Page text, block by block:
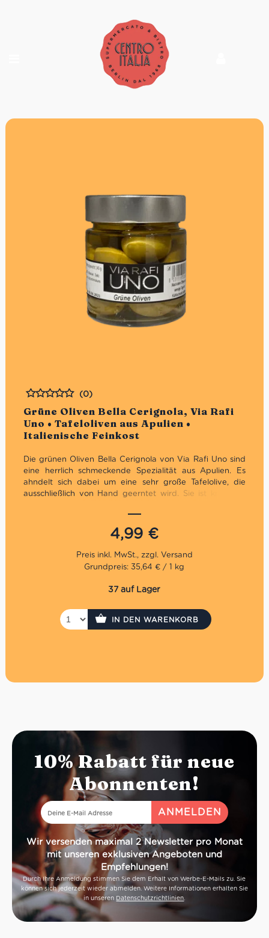
Grüne Oliven Bella Cerignola, Via Rafi
Uno • Tafeloliven aus Apulien •
Italienische Feinkost
Bewertet
(0)
Die grünen Oliven Bella Cerignola von Via Rafi Uno sind
eine herrlich schmeckende Spezialität aus Apulien. Es
ahndelt sich dabei um eine sehr große Tafelolive, die
ausschließlich von Hand geerntet wird. Sie ist knusprig,
Via Rafi Numero Uno hat die Verarbeitung alter Rezepte
bewahrt und sie an die höchsten Qualitätsstandards
angepasst, um ein authentisches und traditionelles
Produkt zu bieten. Zusammen mit Sohn Nicola macht
Mario de Giorgi aus frisch geerntetem Gemüse diese
einzigartigen Antipasti. Das besondere an ihnen ist die
Frische der Produkte, da max. 48 Stunden vergehen bis
zur vollständigen Verarbeitung. Das Gemüse wird in
nativem Olivenöl eingelegt, ohne Zusatz von jeglichen
Zusatzstoffen. Die Produkte von Via Rafi Uno sind
4,99 €
Grundpreis: 35,64 € / 1 kg
37 auf Lager
IN DEN WARENKORB
10% Rabatt für neue
Abonnenten!
Wir versenden maximal 2 Newsletter pro Monat
mit unseren exklusiven Angeboten und
Empfehlungen!
Durch Ihre Anmeldung stimmen Sie dem Erhalt von Werbe-E-Mails zu. Sie
können sich jederzeit wieder abmelden. Weitere Informationen erhalten Sie
in unseren Datenschutzrichtlinien